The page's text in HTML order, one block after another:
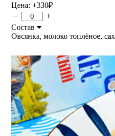
Цена: +330₽
– +
Состав
Овсянка, молоко топлёное,